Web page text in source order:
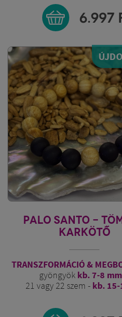
6.997
PALO SANTO -
KARKÖTŐ
TRANSZFORMÁCIÓ &
gyöngyök kb. 7-8
21 vagy 22 szem - kb. 15-